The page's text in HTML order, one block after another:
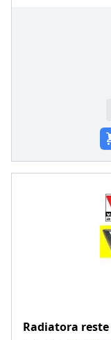
Radiatora reste